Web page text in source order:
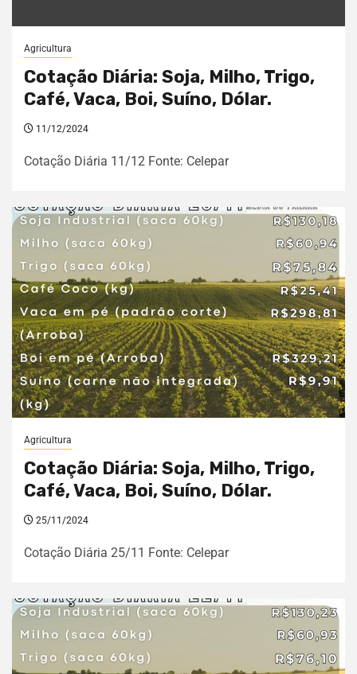
Agricultura
Cotação Diária: Soja, Milho, Trigo,
Café, Vaca, Boi, Suíno, Dólar.
11/12/2024
Cotação Diária 11/12 Fonte: Celepar
Agricultura
Cotação Diária: Soja, Milho, Trigo,
Café, Vaca, Boi, Suíno, Dólar.
25/11/2024
Cotação Diária 25/11 Fonte: Celepar